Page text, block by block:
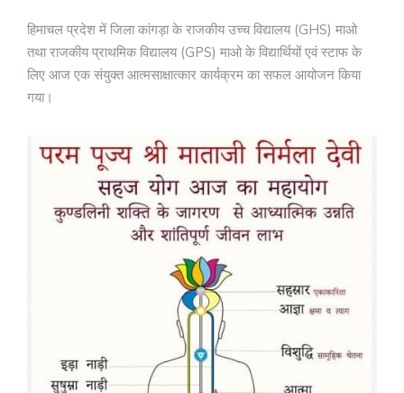
हिमाचल प्रदेश में जिला कांगड़ा के राजकीय उच्च विद्यालय (GHS) माओ
तथा राजकीय प्राथमिक विद्यालय (GPS) माओ के विद्यार्थियों एवं स्टाफ के
लिए आज एक संयुक्त आत्मसाक्षात्कार कार्यक्रम का सफल आयोजन किया
गया।